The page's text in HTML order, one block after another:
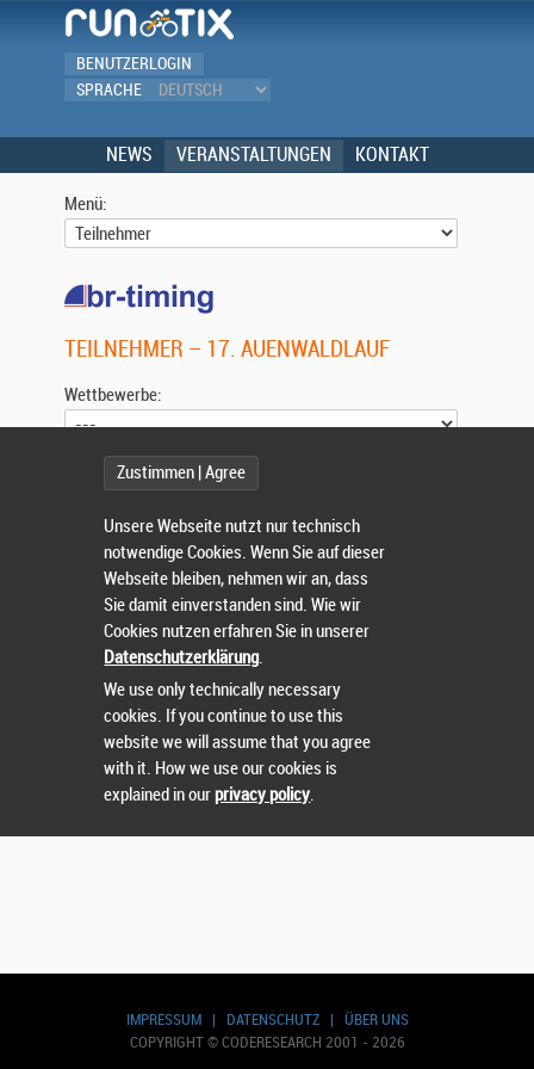
BENUTZERLOGIN
SPRACHE
NEWS VERANSTALTUNGEN KONTAKT
Menü:
TEILNEHMER – 17. AUENWALDLAUF
IMPRESSUM| DATENSCHUTZ| ÜBER UNS
COPYRIGHT © CODERESEARCH 2001 - 2026
Wettbewerbe:
Wählen Sie einen Wettbewerb.
Suchen
Zustimmen | Agree
Unsere Webseite nutzt nur technisch
notwendige Cookies. Wenn Sie auf dieser
Webseite bleiben, nehmen wir an, dass
Sie damit einverstanden sind. Wie wir
Cookies nutzen erfahren Sie in unserer
Datenschutzerklärung.
We use only technically necessary
cookies. If you continue to use this
website we will assume that you agree
with it. How we use our cookies is
explained in ourprivacy policy.